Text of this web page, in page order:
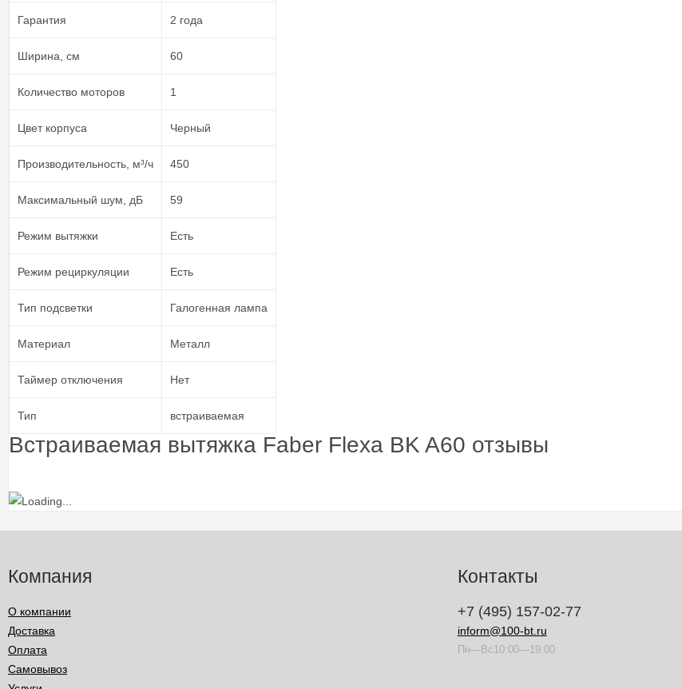
Гарантия 2 года
Ширина, см 60
Количество моторов 1
Цвет корпуса Черный
Производительность, м³/ч 450
Максимальный шум, дБ 59
Режим вытяжки Есть
Режим рециркуляции Есть
Тип подсветки Галогенная лампа
Материал Металл
Таймер отключения Нет
Тип встраиваемая
Встраиваемая вытяжка Faber Flexa BK A60 отзывы
Компания
О компании
Доставка
Оплата
Самовывоз
Контакты
+7 (495) 157-02-77
inform@100-bt.ru
Пн—Вс10:00—19:00